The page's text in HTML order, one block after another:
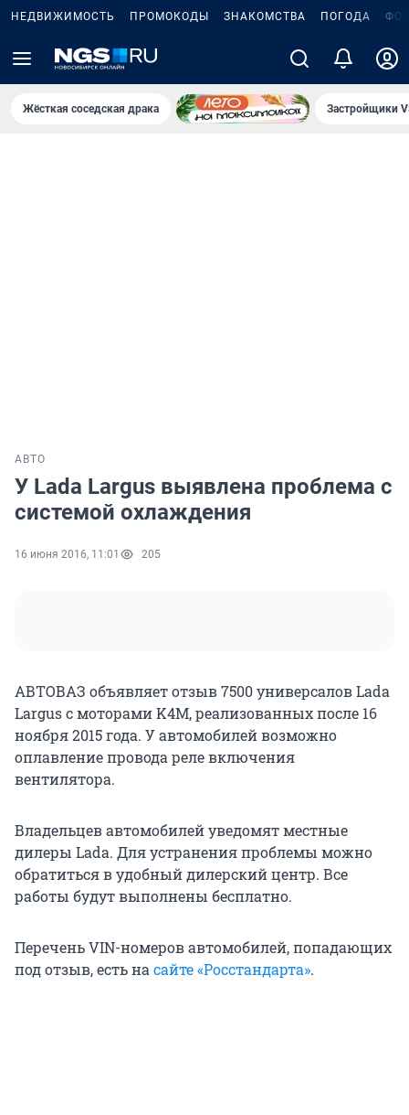
НЕДВИЖИМОСТЬ ПРОМОКОДЫ ЗНАКОМСТВА ПОГОДА
Жёсткая соседская драка Застройщики
АВТО
У Lada Largus выявлена проблема с
системой охлаждения
16 июня 2016, 11:01 205
АВТОВАЗ объявляет отзыв 7500 универсалов Lada
Largus с моторами K4M, реализованных после 16
ноября 2015 года. У автомобилей возможно
оплавление провода реле включения
вентилятора.
Владельцев автомобилей уведомят местные
дилеры Lada. Для устранения проблемы можно
обратиться в удобный дилерский центр. Все
работы будут выполнены бесплатно.
Перечень VIN-номеров автомобилей, попадающих
под отзыв, есть на сайте «Росстандарта».